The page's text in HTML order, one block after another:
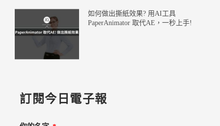
如何做出撕紙效果? 用AI工具
PaperAnimator 取代AE，一秒上手!
訂閱今日電子報